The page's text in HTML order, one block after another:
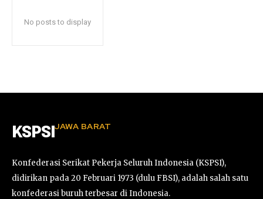
No posts to display
KSPSI JAWA BARAT
Konfederasi Serikat Pekerja Seluruh Indonesia (KSPSI),
didirikan pada 20 Februari 1973 (dulu FBSI), adalah salah satu
konfederasi buruh terbesar di Indonesia.